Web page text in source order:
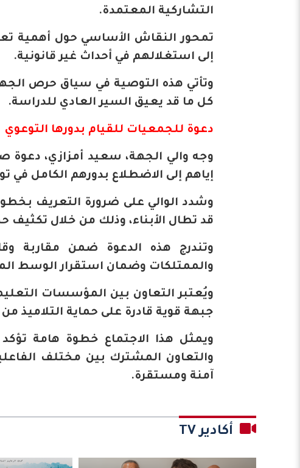
التشاركية المعتمدة.
تمحور النقاش الأساسي حول أهمية
إلى استغلالهم في أحداث غير قانونية.
وتأتي هذه التوصية في سياق حرص
كل ما قد يعيق السير العادي للدراسة.
دعوة للجمعيات للقيام بدورها التوعوي
وجه والي الجهة، سعيد أمزازي، دعوة
إياهم إلى الاضطلاع بدورهم الكامل في
وشدد الوالي على ضرورة التعريف
قد تطال الأبناء، وذلك من خلال
وتندرج هذه الدعوة ضمن مقاربة
والممتلكات وضمان استقرار الوسط
ويُعتبر التعاون بين المؤسسات
جبهة قوية قادرة على حماية التلاميذ
ويمثل هذا الاجتماع خطوة هامة
والتعاون المشترك بين مختلف
آمنة ومستقرة.
أكادير TV